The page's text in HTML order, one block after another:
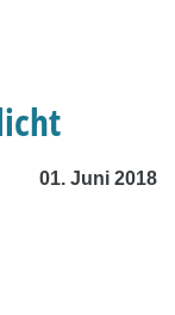
01. Juni 2018